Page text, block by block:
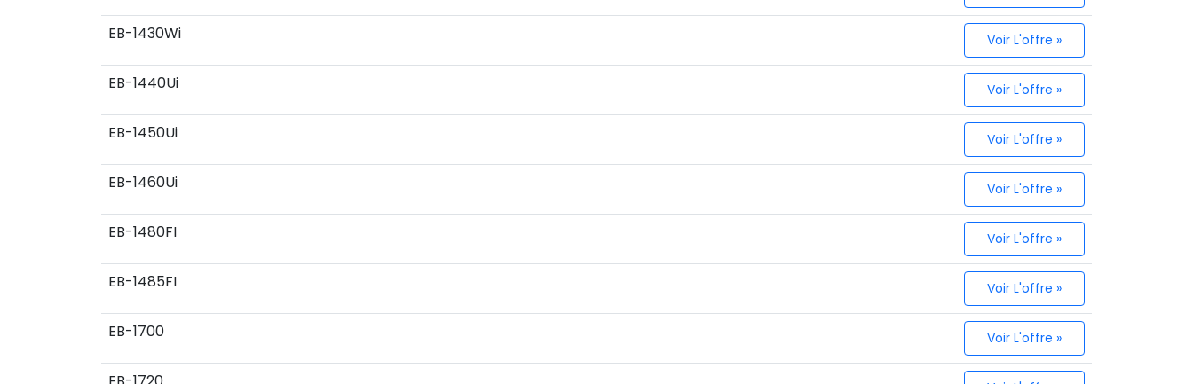
EB-1430Wi Voir L'offre »
EB-1440Ui Voir L'offre »
EB-1450Ui Voir L'offre »
EB-1460Ui Voir L'offre »
EB-1480FI Voir L'offre »
EB-1485FI Voir L'offre »
EB-1700 Voir L'offre »